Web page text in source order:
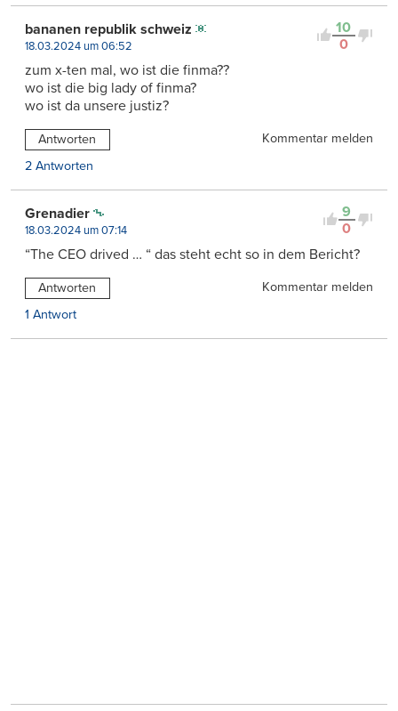
10
0
bananen republik schweiz
18.03.2024 um 06:52
zum x-ten mal, wo ist die finma??
wo ist die big lady of finma?
wo ist da unsere justiz?
Antworten
Kommentar melden
2 Antworten
9
0
Grenadier
18.03.2024 um 07:14
“The CEO drived … “ das steht echt so in dem Bericht?
Antworten
Kommentar melden
1 Antwort